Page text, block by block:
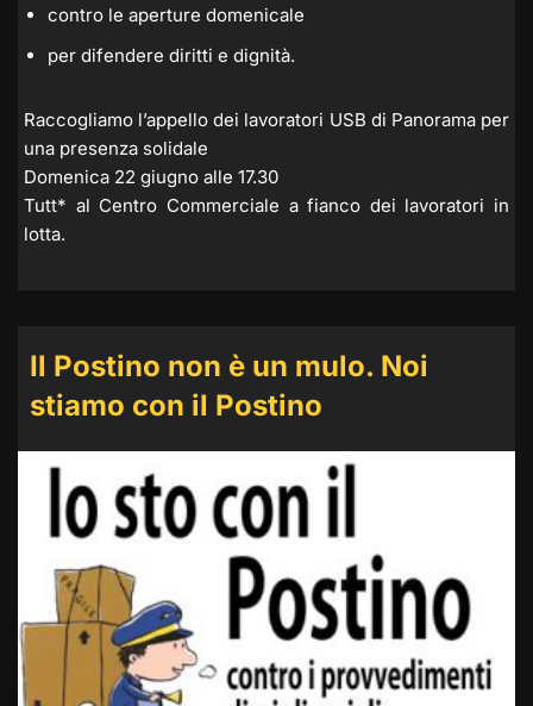
contro le aperture domenicale
per difendere diritti e dignità.
Raccogliamo l’appello dei lavoratori USB di Panorama per
una presenza solidale
Domenica 22 giugno alle 17.30
Tutt* al Centro Commerciale a fianco dei lavoratori in
lotta.
Il Postino non è un mulo. Noi
stiamo con il Postino